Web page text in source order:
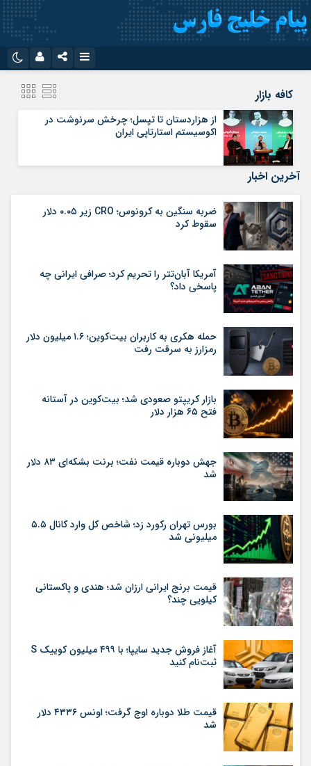
سروش
آپارات
اپلیکیشن رمز عبور
کافه بازار
از هزاردستان تا تپسل؛ چرخش سرنوشت در
اکوسیستم استارتاپی ایران
آخرین اخبار
ضربه سنگین به کرونوس؛ CRO زیر ۰.۰۵ دلار
سقوط کرد
آمریکا آبان‌تتر را تحریم کرد؛ صرافی ایرانی چه
پاسخی داد؟
حمله هکری به کاربران بیت‌کوین؛ ۱.۶ میلیون دلار
رمزارز به سرقت رفت
بازار کریپتو صعودی شد؛ بیت‌کوین در آستانه
فتح ۶۵ هزار دلار
جهش دوباره قیمت نفت؛ برنت بشکه‌ای ۸۳ دلار
شد
بورس تهران رکورد زد؛ شاخص کل وارد کانال ۵.۵
میلیونی شد
قیمت برنج ایرانی ارزان شد؛ هندی و پاکستانی
کیلویی چند؟
آغاز فروش جدید سایپا؛ با ۴۹۹ میلیون کوییک S
ثبت‌نام کنید
قیمت طلا دوباره اوج گرفت؛ اونس ۴۳۳۶ دلار
شد